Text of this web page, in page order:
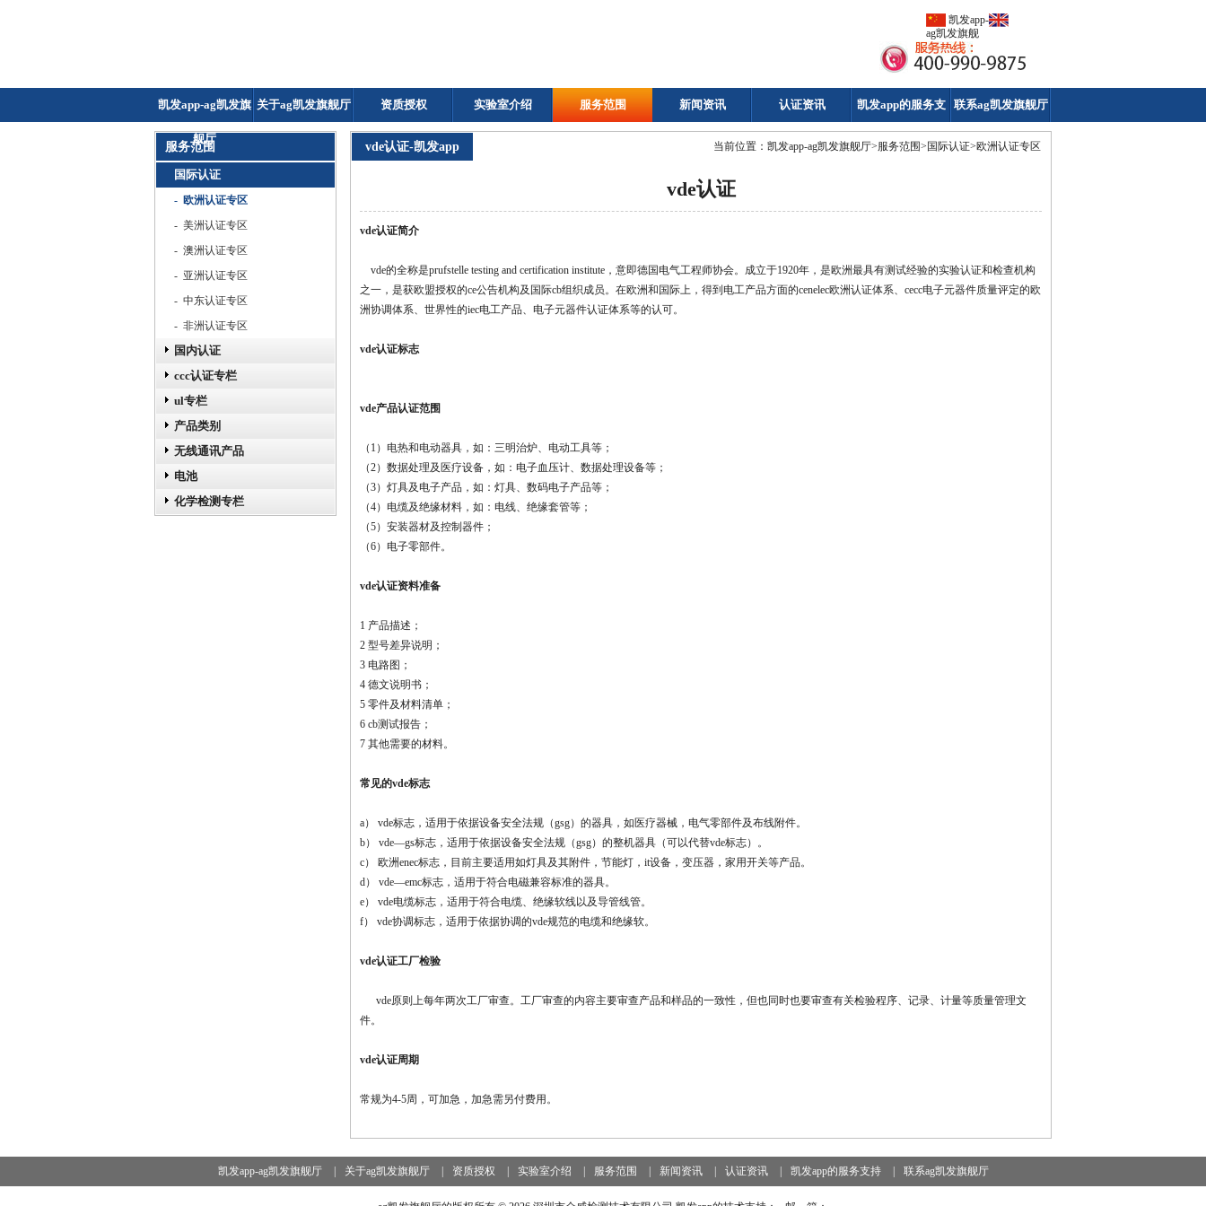
凯发app-
ag凯发旗舰
厅
凯发app-ag凯发旗
舰厅
关于ag凯发旗舰厅 资质授权 实验室介绍 服务范围 新闻资讯 认证资讯 凯发app的服务支
持
联系ag凯发旗舰厅
服务范围
国际认证
- 欧洲认证专区
- 美洲认证专区
- 澳洲认证专区
- 亚洲认证专区
- 中东认证专区
- 非洲认证专区
国内认证
ccc认证专栏
ul专栏
产品类别
无线通讯产品
电池
化学检测专栏
vde认证-凯发app 当前位置： 凯发app-ag凯发旗舰厅>服务范围> 国际认证>欧洲认证专区
vde认证
vde认证简介
vde的全称是prufstelle testing and certification institute，意即德国电气工程师协会。成立于1920年，是欧洲最具有测试经验的实验认证和检查机构
之一，是获欧盟授权的ce公告机构及国际cb组织成员。在欧洲和国际上，得到电工产品方面的cenelec欧洲认证体系、cecc电子元器件质量评定的欧
洲协调体系、世界性的iec电工产品、电子元器件认证体系等的认可。
vde认证标志
vde产品认证范围
（1）电热和电动器具，如：三明治炉、电动工具等；
（2）数据处理及医疗设备，如：电子血压计、数据处理设备等 ；
（3）灯具及电子产品，如：灯具、数码电子产品等 ；
（4）电缆及绝缘材料，如：电线、绝缘套管等 ；
（5）安装器材及控制器件 ；
（6）电子零部件。
vde认证资料准备
1 产品描述 ；
2 型号差异说明 ；
3 电路图 ；
4 德文说明书 ；
5 零件及材料清单 ；
6 cb测试报告 ；
7 其他需要的材料。
常见的vde标志
a） vde标志，适用于依据设备安全法规（gsg）的器具，如医疗器械，电气零部件及布线附件。
b） vde—gs标志，适用于依据设备安全法规（gsg）的整机器具（可以代替vde标志） 。
c） 欧洲enec标志，目前主要适用如灯具及其附件，节能灯，it设备，变压器，家用开关等产品。
d） vde—emc标志，适用于符合电磁兼容标准的器具。
e） vde电缆标志，适用于符合电缆、绝缘软线以及导管线管。
f） vde协调标志，适用于依据协调的vde规范的电缆和绝缘软。
vde认证工厂检验
vde原则上每年两次工厂审查。工厂审查的内容主要审查产品和样品的一致性，但也同时也要审查有关检验程序、记录、计量等质量管理文
件。
vde认证周期
常规为4-5周， 可加急，加急需另付费用。
凯发app-ag凯发旗舰厅 关于ag凯发旗舰厅 资质授权 实验室介绍 服务范围 新闻资讯 认证资讯 凯发app的服务支持 联系ag凯发旗舰厅